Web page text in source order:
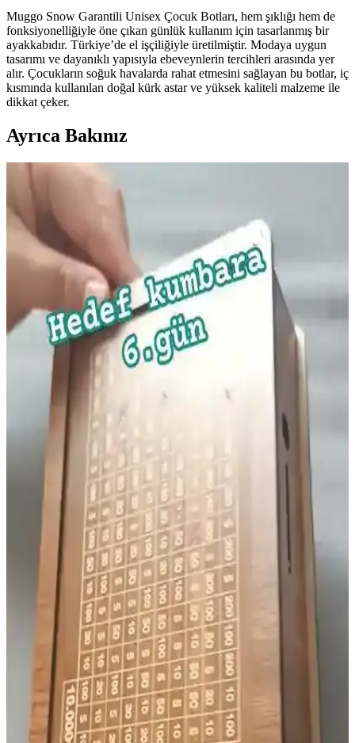
Muggo Snow Garantili Unisex Çocuk Botları, hem şıklığı hem de
fonksiyonelliğiyle öne çıkan günlük kullanım için tasarlanmış bir
ayakkabıdır. Türkiye’de el işçiliğiyle üretilmiştir. Modaya uygun
tasarımı ve dayanıklı yapısıyla ebeveynlerin tercihleri arasında yer
alır. Çocukların soğuk havalarda rahat etmesini sağlayan bu botlar, iç
kısmında kullanılan doğal kürk astar ve yüksek kaliteli malzeme ile
dikkat çeker.
Ayrıca Bakınız
Çocuklar İçin Güvenli ve Etkili Boğaz Spreyleri:
Kullanım ve Güvenlik Rehberi
Çocuklar için güvenli ve doğal içeriklerle formüle edilen boğaz
spreyleri, tahrişi hafifletir ve rahatlatır. Kullanım talimatlarına
uyulduğunda güvenlidir, ebeveynler ve doktorlar tarafından tercih
Cocopops Kahvaltılık Gevrekler: Çocuklar ve
Yetişkinler İçin Pratik ve Lezzetli Seçenekler
Cocopops, tatlı ve gevrek yapısıyla çocuklar ve yetişkinler arasında
popüler olan pratik kahvaltılık gevrektir. Şeker içeriği yüksek olsa
da, çeşitli sütlerle uyum sağlar ve hızlı kahvaltı seçeneği sunar.
Oralet Muzlu Ürünler: Tatlı ve Serinletici Yaz
Atıştırmalıkları
Oralet muzlu ürünler, muz aroması ve tatlılıkla sıcak havalarda
serinlik ve lezzet sunar. Çeşitli ambalaj ve form seçenekleriyle
çocuklar ve gençler arasında popüler olan bu atıştırmalıklar, yaz
aylarının vazgeçilmezleri arasında yer alır.
Barbie Doğum Günü Pastası: Renkli ve Temalı
Çocuklar İçin Eğlenceli Seçenekler
Renkli ve temalı Barbie doğum günü pastası, çocukların hayal
dünyasını canlandıran ve kutlamalara renk katan eğlenceli bir
seçenek olup, güvenli malzemelerle hazırlanır.
IKEA Sirk Çadırı: Çocuklar İçin Güvenli ve
Eğlenceli Oyun Alanı Seçenekleri
IKEA'nın çocuklar ve aileler için sunduğu sirk çadırı, dayanıklı
malzemeleri ve kolay kurulumu ile güvenli eğlence sağlar. Hem iç
hem de dış mekan kullanımı için uygun, taşınabilir ve uygun fiyatlı
bir oyun alanıdır.